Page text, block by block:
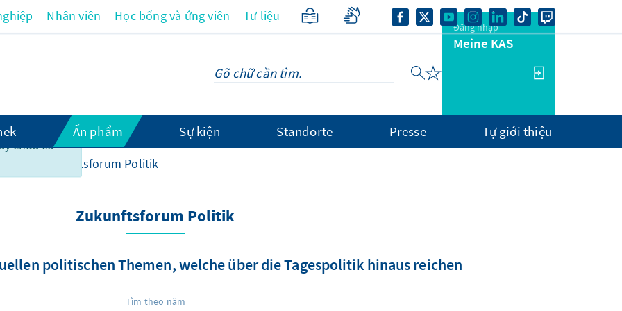
chưa có
Nhân viên Học bổng và ứng viên Tư liệu
Đăng nhập
Meine KAS
Ấn phẩm Sự kiện Standorte Presse Tự giới thiệu
Zukunftsforum Politik
Zukunftsforum Politik
politischen Themen, welche über die Tagespolitik hinaus reichen
Tìm theo năm